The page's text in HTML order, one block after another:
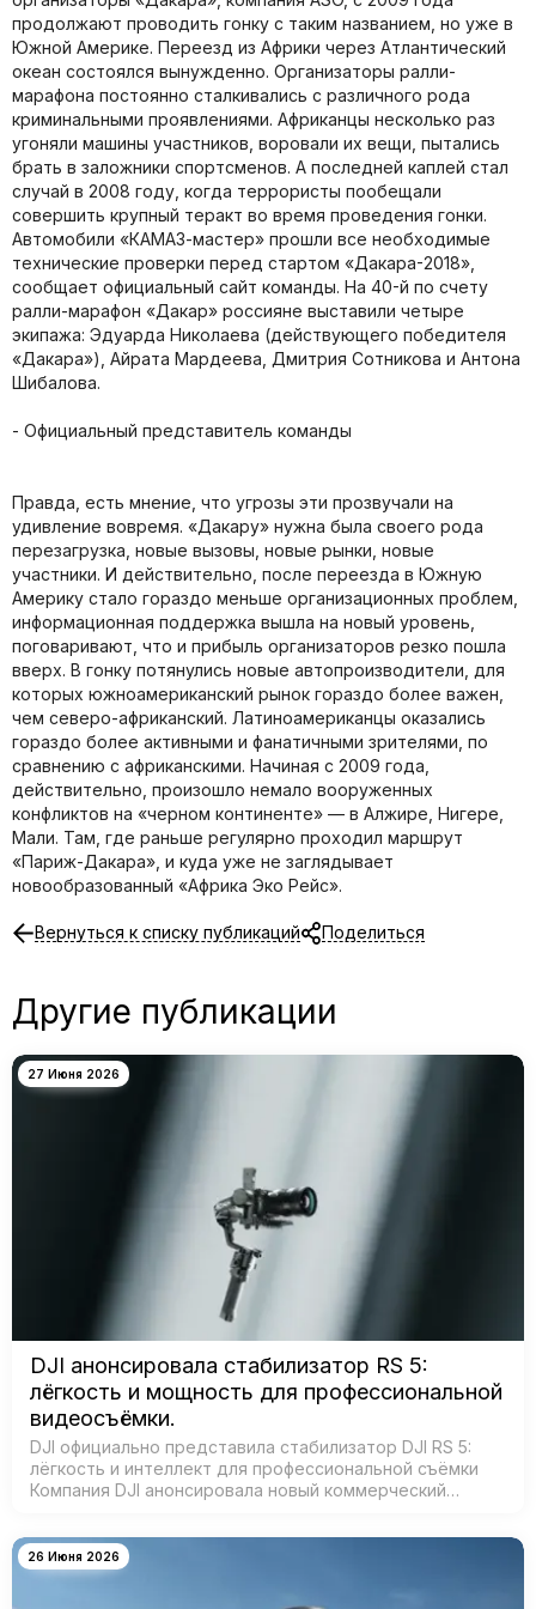
продолжают проводить гонку c таким названием, но уже в
Южной Америке. Переезд из Африки через Атлантический
океан состоялся вынужденно. Организаторы ралли-
марафона постоянно сталкивались с различного рода
криминальными проявлениями. Африканцы несколько раз
угоняли машины участников, воровали их вещи, пытались
брать в заложники спортсменов. А последней каплей стал
случай в 2008 году, когда террористы пообещали
совершить крупный теракт во время проведения гонки.
Автомобили «КАМАЗ-мастер» прошли все необходимые
технические проверки перед стартом «Дакара-2018»,
сообщает официальный сайт команды. На 40-й по счету
ралли-марафон «Дакар» россияне выставили четыре
экипажа: Эдуарда Николаева (действующего победителя
«Дакара»), Айрата Мардеева, Дмитрия Сотникова и Антона
Шибалова.
- Официальный представитель команды
Правда, есть мнение, что угрозы эти прозвучали на
удивление вовремя. «Дакару» нужна была своего рода
перезагрузка, новые вызовы, новые рынки, новые
участники. И действительно, после переезда в Южную
Америку стало гораздо меньше организационных проблем,
информационная поддержка вышла на новый уровень,
поговаривают, что и прибыль организаторов резко пошла
вверх. В гонку потянулись новые автопроизводители, для
которых южноамериканский рынок гораздо более важен,
чем северо-африканский. Латиноамериканцы оказались
гораздо более активными и фанатичными зрителями, по
сравнению с африканскими. Начиная с 2009 года,
действительно, произошло немало вооруженных
конфликтов на «черном континенте» — в Алжире, Нигере,
Мали. Там, где раньше регулярно проходил маршрут
«Париж-Дакара», и куда уже не заглядывает
новообразованный «Африка Эко Рейс».
Вернуться к списку публикаций Поделиться
Другие публикации
27 Июня 2026
DJI анонсировала стабилизатор RS 5:
лёгкость и мощность для профессиональной
видеосъёмки.
DJI официально представила стабилизатор DJI RS 5:
лёгкость и интеллект для профессиональной съёмки
Компания DJI анонсировала новый коммерческий
масштабным обновлением ключевых систе…
26 Июня 2026